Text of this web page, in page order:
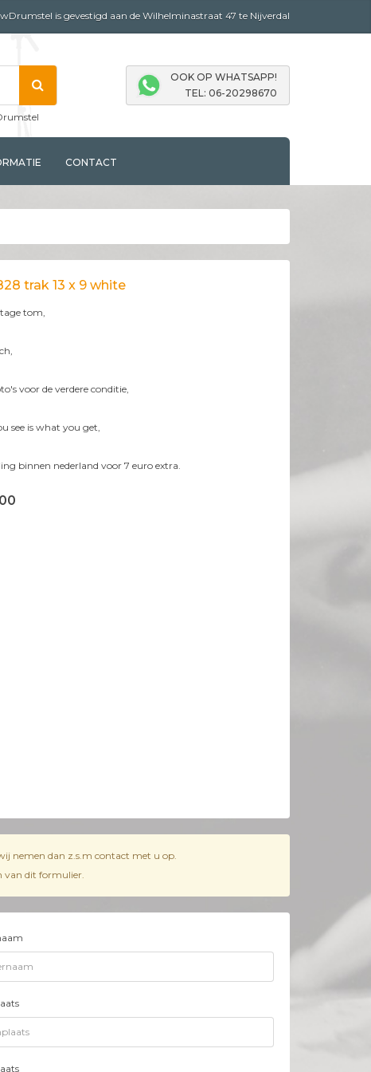
is gevestigd aan de Wilhelminastraat 47 te Nijverdal
OOK OP WHATSAPP!
TEL: 06-20298670
CONTACT
trak 13 x 9 white
tom,
voor de verdere conditie,
see is what you get,
binnen nederland voor 7 euro extra.
nemen dan z.s.m contact met u op.
van dit formulier.